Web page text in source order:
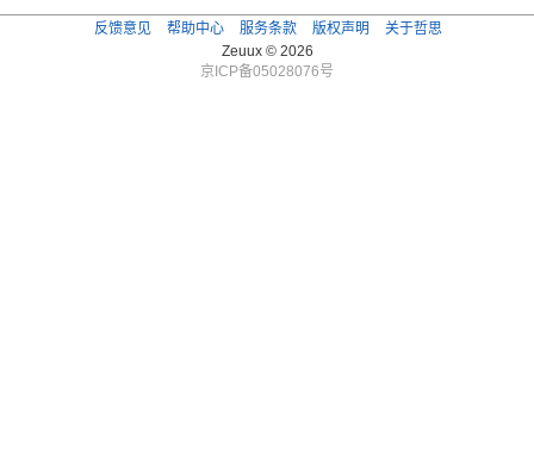
反馈意见 帮助中心 服务条款 版权声明
关于哲思
Zeuux © 2026
京ICP备05028076号